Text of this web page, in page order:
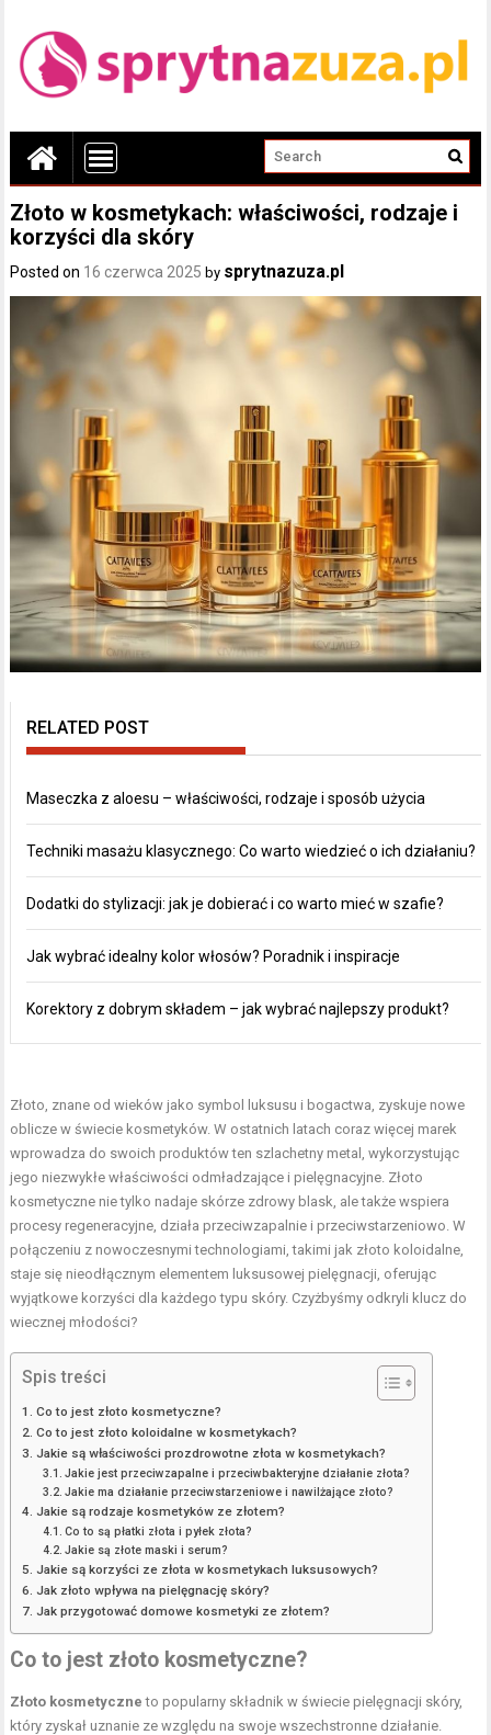
Złoto w kosmetykach: właściwości, rodzaje i
korzyści dla skóry
Posted on 16 czerwca 2025 by sprytnazuza.pl
RELATED POST
Maseczka z aloesu – właściwości, rodzaje i sposób użycia
Techniki masażu klasycznego: Co warto wiedzieć o ich działaniu?
Dodatki do stylizacji: jak je dobierać i co warto mieć w szafie?
Jak wybrać idealny kolor włosów? Poradnik i inspiracje
Korektory z dobrym składem – jak wybrać najlepszy produkt?
Złoto, znane od wieków jako symbol luksusu i bogactwa, zyskuje nowe
oblicze w świecie kosmetyków. W ostatnich latach coraz więcej marek
wprowadza do swoich produktów ten szlachetny metal, wykorzystując
jego niezwykłe właściwości odmładzające i pielęgnacyjne. Złoto
kosmetyczne nie tylko nadaje skórze zdrowy blask, ale także wspiera
procesy regeneracyjne, działa przeciwzapalnie i przeciwstarzeniowo. W
połączeniu z nowoczesnymi technologiami, takimi jak złoto koloidalne,
staje się nieodłącznym elementem luksusowej pielęgnacji, oferując
wyjątkowe korzyści dla każdego typu skóry. Czyżbyśmy odkryli klucz do
wiecznej młodości?
Spis treści
Co to jest złoto kosmetyczne?
Co to jest złoto koloidalne w kosmetykach?
Jakie są właściwości prozdrowotne złota w kosmetykach?
Jakie jest przeciwzapalne i przeciwbakteryjne działanie złota?
Jakie ma działanie przeciwstarzeniowe i nawilżające złoto?
Jakie są rodzaje kosmetyków ze złotem?
Co to są płatki złota i pyłek złota?
Jakie są złote maski i serum?
Jakie są korzyści ze złota w kosmetykach luksusowych?
Jak złoto wpływa na pielęgnację skóry?
Jak przygotować domowe kosmetyki ze złotem?
Co to jest złoto kosmetyczne?
Złoto kosmetyczne to popularny składnik w świecie pielęgnacji skóry,
który zyskał uznanie ze względu na swoje wszechstronne działanie.